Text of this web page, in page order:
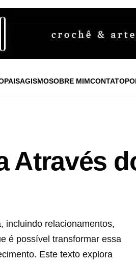
PAISAGISMOSOBRE MIMCONTATO
Através
incluindo relacionamentos,
é possível transformar essa
Este texto explora